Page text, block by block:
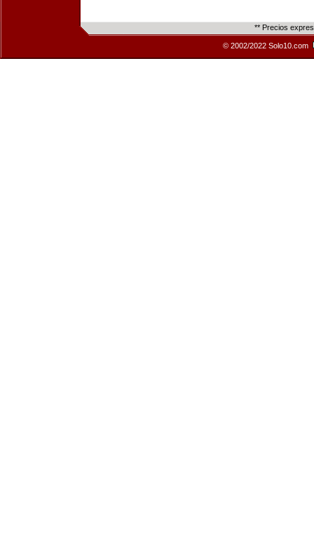
** Precios
© 2002/2022 Solo10.com